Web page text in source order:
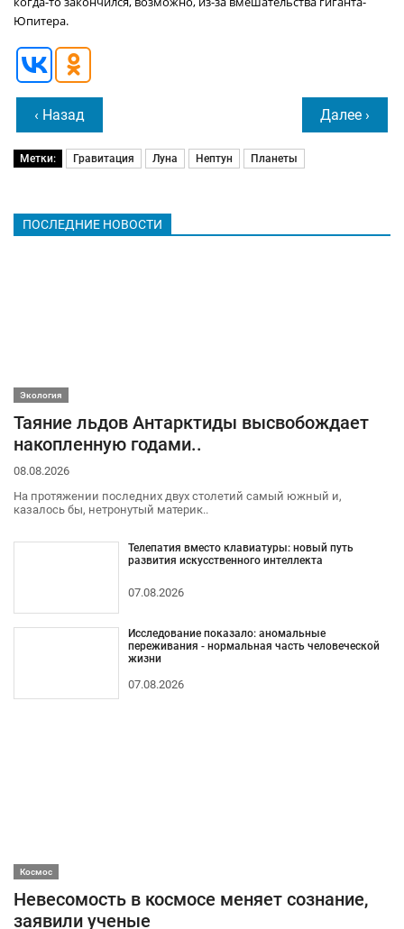
Юпитера.
‹ Назад Далее ›
Метки: Гравитация Луна Нептун Планеты
ПОСЛЕДНИЕ НОВОСТИ
Экология
Таяние льдов Антарктиды высвобождает
накопленную годами..
08.08.2026
На протяжении последних двух столетий самый южный и,
казалось бы, нетронутый материк..
Телепатия вместо клавиатуры: новый путь
развития искусственного интеллекта
07.08.2026
Исследование показало: аномальные
переживания - нормальная часть человеческой
жизни
07.08.2026
Космос
Невесомость в космосе меняет сознание,
заявили ученые